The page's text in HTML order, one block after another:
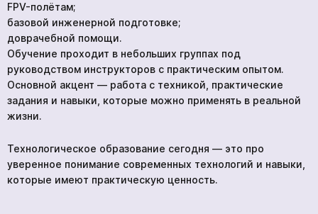
FPV-полётам;
базовой инженерной подготовке;
доврачебной помощи.
Обучение проходит в небольших группах под
руководством инструкторов с практическим опытом.
Основной акцент — работа с техникой, практические
задания и навыки, которые можно применять в реальной
жизни.
Технологическое образование сегодня — это про
уверенное понимание современных технологий и навыки,
которые имеют практическую ценность.
Курс «Stop the Bleed»
Отправить
Продолжить просмотр